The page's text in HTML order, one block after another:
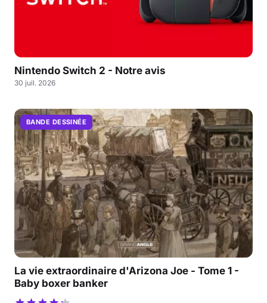
Nintendo Switch 2 - Notre avis
30 juil. 2026
BANDE DESSINÉE
La vie extraordinaire d'Arizona Joe - Tome 1 -
Baby boxer banker